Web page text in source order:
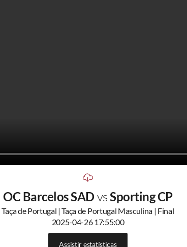
OC Barcelos SADvsSporting CP
Taça de Portugal | Taça de Portugal Masculina | Final
2025-04-26 17:55:00
Assistir estatísticas